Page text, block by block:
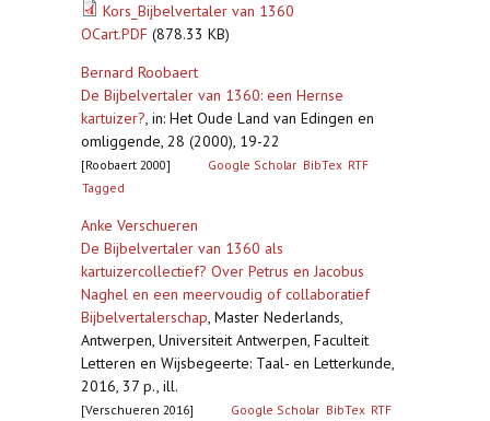
Kors_Bijbelvertaler van 1360
OCart.PDF (878.33 KB)
Bernard Roobaert
De Bijbelvertaler van 1360: een Hernse
kartuizer?, in: Het Oude Land van Edingen en
omliggende, 28 (2000), 19-22
[Roobaert 2000] Google Scholar BibTex RTF
Tagged
Anke Verschueren
De Bijbelvertaler van 1360 als
kartuizercollectief? Over Petrus en Jacobus
Naghel en een meervoudig of collaboratief
Bijbelvertalerschap, Master Nederlands,
Antwerpen, Universiteit Antwerpen, Faculteit
Letteren en Wijsbegeerte: Taal- en Letterkunde,
2016, 37 p., ill.
[Verschueren 2016] Google Scholar BibTex RTF